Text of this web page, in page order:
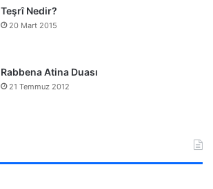
Teşrî Nedir?
20 Mart 2015
Rabbena Atina Duası
21 Temmuz 2012